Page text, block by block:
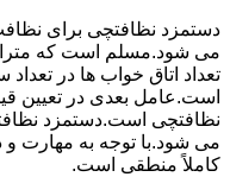
دستمزد نظافتچی برای
می شود.مسلم است که
تعداد اتاق خواب ها در
است.عامل بعدی در
نظافتچی است.دستمزد
می شود.با توجه به مهارت
کاملاً منطقی است.